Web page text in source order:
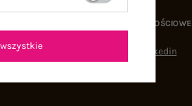
MEDIA SPOŁECZNOŚCIOWE
Linkedin